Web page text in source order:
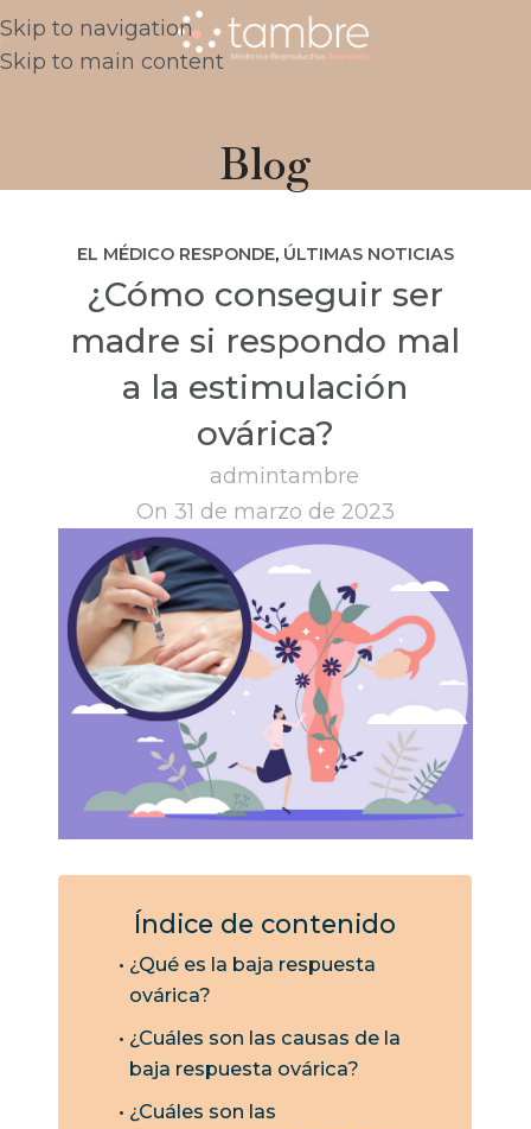
Skip to navigation
Skip to main content
Blog
EL MÉDICO RESPONDE, ÚLTIMAS NOTICIAS
¿Cómo conseguir ser
madre si respondo mal
a la estimulación
ovárica?
admintambre
On 31 de marzo de 2023
Índice de contenido
¿Qué es la baja respuesta
ovárica?
¿Cuáles son las causas de la
baja respuesta ovárica?
¿Cuáles son las